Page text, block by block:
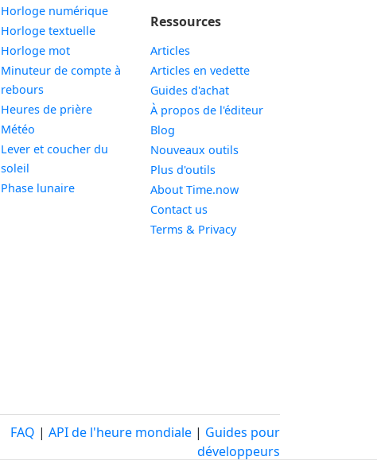
Horloge numériqueWidget
Horloge textuelleWidget
Horloge motWidget
Minuteur de compte à
rebours
Heures de prièreWidget
Météo
Lever et coucher du
soleil
Phase lunaireWidget
Ressources
Articles
Articles en vedette
Guides d'achat
À propos de l'éditeur
Blog
Nouveaux outils
Plus d'outils
About Time.now
Contact us
Terms & Privacy
FAQ | API de l'heure mondiale| Guides pour
développeurs